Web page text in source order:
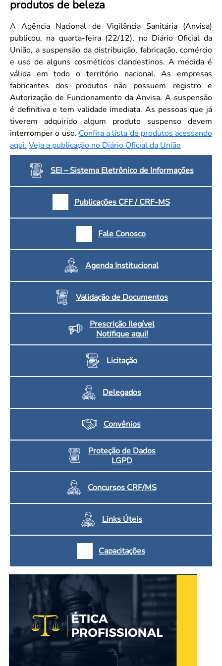
Convenção Coletiva 2025/2026 – Piso salarial Farmácias e Drogaria
Calendário Eleitoral
Candidatos
Votação
Dúvidas Frequentes
Eleições Anteriores
produtos de beleza
A Agência Nacional de Vigilância Sanitária (Anvisa)
publicou, na quarta-feira (22/12), no Diário Oficial da
União, a suspensão da distribuição, fabricação, comércio
e uso de alguns cosméticos clandestinos. A medida é
válida em todo o território nacional. As empresas
fabricantes dos produtos não possuem registro e
Autorização de Funcionamento da Anvisa. A suspensão
é definitiva e tem validade imediata. As pessoas que já
tiverem adquirido algum produto suspenso devem
interromper o uso. Confira a lista de produtos acessando
aqui. Veja a publicação no Diário Oficial da União
SEI – Sistema Eletrônico de Informações
Publicações CFF / CRF-MS
Fale Conosco
Agenda Institucional
Validação de Documentos
Prescrição Ilegível
Notifique aqui!
Licitação
Delegados
Convênios
Proteção de Dados
LGPD
Concursos CRF/MS
Links Úteis
Capacitações